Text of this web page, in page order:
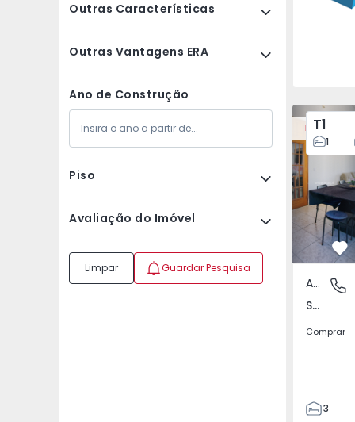
Outras Características
Outras Vantagens ERA
Ano de Construção
Piso
Avaliação do Imóvel
Limpar Guardar Pesquisa
T1
1
Novidade
Apartamento T3
Santo
Apartamento
Santo António dos Cavaleiros e Frielas, Lisboa
Comprar
3